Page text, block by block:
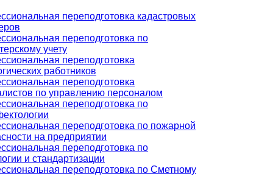
переподготовка кадастровых
переподготовка по
учету
переподготовка
работников
переподготовка
по управлению персоналом
переподготовка по
переподготовка по пожарной
на предприятии
переподготовка по
и стандартизации
переподготовка по Сметному